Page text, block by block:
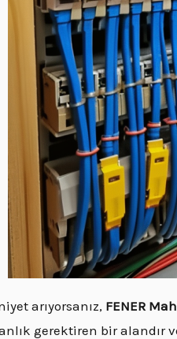
arıyorsanız, FENER
gerektiren bir alandır